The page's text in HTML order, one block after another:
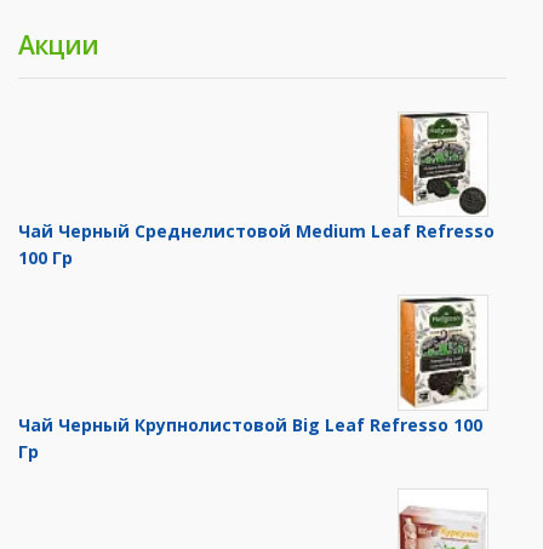
Акции
Чай Черный Среднелистовой Medium Leaf Refresso
100 Гр
Чай Черный Крупнолистовой Big Leaf Refresso 100
Гр